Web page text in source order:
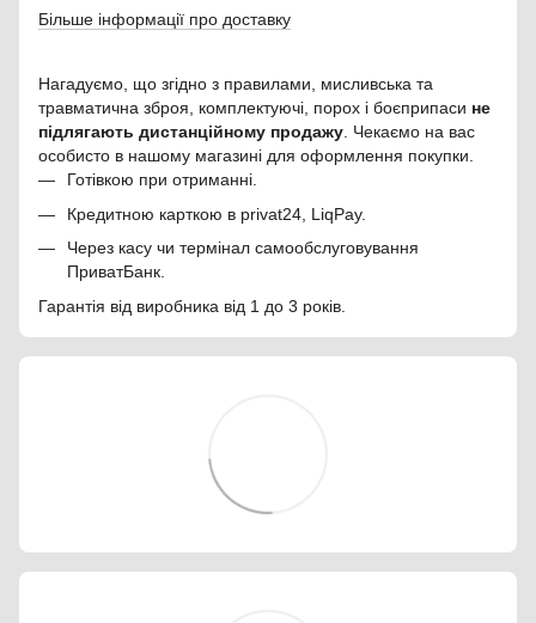
Більше інформації про доставку
Нагадуємо, що згідно з правилами, мисливська та
травматична зброя, комплектуючі, порох і боєприпаси не
підлягають дистанційному продажу. Чекаємо на вас
особисто в нашому магазині для оформлення покупки.
Готівкою при отриманні.
Кредитною карткою в privat24, LiqPay.
Через касу чи термінал самообслуговування
ПриватБанк.
Гарантія від виробника від 1 до 3 років.